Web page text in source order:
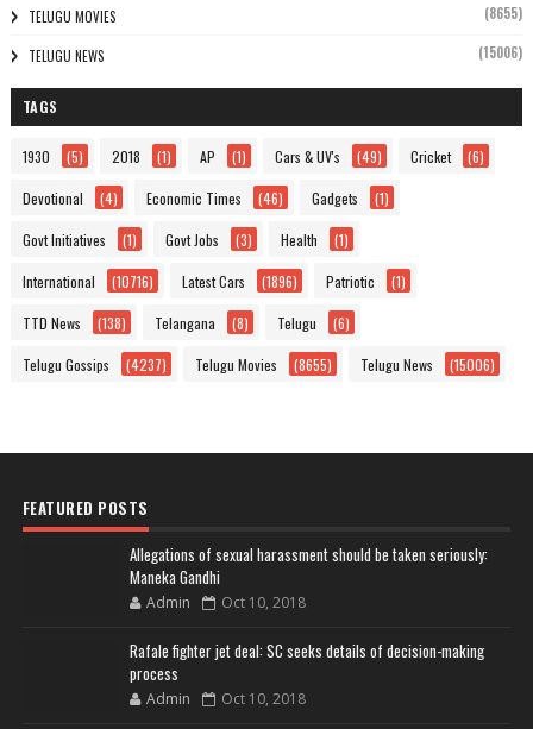
TELUGU MOVIES (8655)
TELUGU NEWS (15006)
TAGS
1930 (5) 2018 (1) AP (1) Cars & UV's (49) Cricket (6)
Devotional (4) Economic Times (46) Gadgets (1)
Govt Initiatives (1) Govt Jobs (3) Health (1)
International (10716) Latest Cars (1896) Patriotic (1)
TTD News (138) Telangana (8) Telugu (6)
Telugu Gossips (4237) Telugu Movies (8655) Telugu News (15006)
FEATURED POSTS
Allegations of sexual harassment should be taken seriously:
Maneka Gandhi
Admin Oct 10, 2018
Rafale fighter jet deal: SC seeks details of decision-making
process
Admin Oct 10, 2018